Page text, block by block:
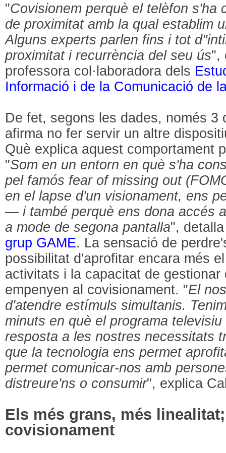
"Covisionem perquè el telèfon s'ha
de proximitat amb la qual establim
Alguns experts parlen fins i tot
proximitat i recurrència del seu ús",
professora col·laboradora dels
Informació i de la Comunicació de
De fet, segons les dades, només 3
afirma no fer servir un altre
Què explica aquest comportament
"Som en un entorn en què s'ha
pel famós fear of missing out
en el lapse d'un visionament, ens
— i també perquè ens dona accés
a mode de segona pantalla",
grup GAME. La sensació de
possibilitat d'aprofitar encara més
activitats i la capacitat de
empenyen al covisionament. "El
d'atendre estímuls simultanis.
minuts en què el programa
resposta a les nostres necessitats
que la tecnologia ens permet
permet comunicar-nos amb
distreure'ns o consumir", explica
Els més grans, més
covisionament